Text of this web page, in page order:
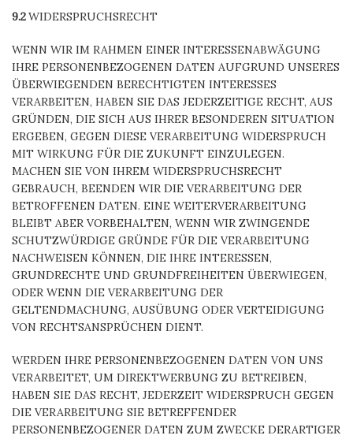
9.2WIDERSPRUCHSRECHT
WENN WIR IM RAHMEN EINER INTERESSENABWÄGUNG
IHRE PERSONENBEZOGENEN DATEN AUFGRUND UNSERES
ÜBERWIEGENDEN BERECHTIGTEN INTERESSES
VERARBEITEN, HABEN SIE DAS JEDERZEITIGE RECHT, AUS
GRÜNDEN, DIE SICH AUS IHRER BESONDEREN SITUATION
ERGEBEN, GEGEN DIESE VERARBEITUNG WIDERSPRUCH
MIT WIRKUNG FÜR DIE ZUKUNFT EINZULEGEN.
MACHEN SIE VON IHREM WIDERSPRUCHSRECHT
GEBRAUCH, BEENDEN WIR DIE VERARBEITUNG DER
BETROFFENEN DATEN. EINE WEITERVERARBEITUNG
BLEIBT ABER VORBEHALTEN, WENN WIR ZWINGENDE
SCHUTZWÜRDIGE GRÜNDE FÜR DIE VERARBEITUNG
NACHWEISEN KÖNNEN, DIE IHRE INTERESSEN,
GRUNDRECHTE UND GRUNDFREIHEITEN ÜBERWIEGEN,
ODER WENN DIE VERARBEITUNG DER
GELTENDMACHUNG, AUSÜBUNG ODER VERTEIDIGUNG
VON RECHTSANSPRÜCHEN DIENT.
WERDEN IHRE PERSONENBEZOGENEN DATEN VON UNS
VERARBEITET, UM DIREKTWERBUNG ZU BETREIBEN,
HABEN SIE DAS RECHT, JEDERZEIT WIDERSPRUCH GEGEN
DIE VERARBEITUNG SIE BETREFFENDER
PERSONENBEZOGENER DATEN ZUM ZWECKE DERARTIGER